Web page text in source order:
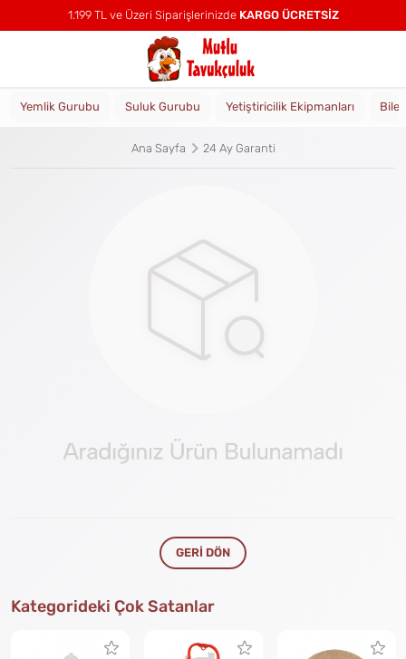
1.199 TL ve Üzeri Siparişlerinizde KARGO ÜCRETSİZ
Yemlik Gurubu Suluk Gurubu Yetiştiricilik Ekipmanları
Ana Sayfa 24 Ay Garanti
GERI DÖN
Kategorideki Çok Satanlar